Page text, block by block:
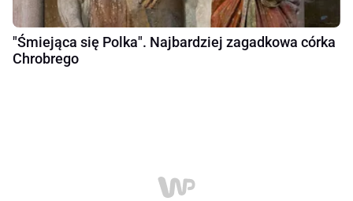
"Śmiejąca się Polka". Najbardziej zagadkowa córka
Chrobrego